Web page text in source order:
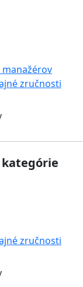
zručnosti
kategórie
zručnosti